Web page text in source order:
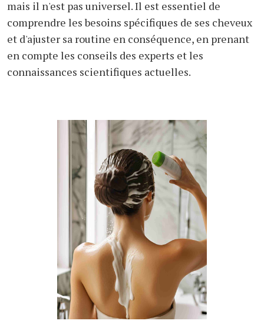
mais il n'est pas universel. Il est essentiel de
comprendre les besoins spécifiques de ses cheveux
et d'ajuster sa routine en conséquence, en prenant
en compte les conseils des experts et les
connaissances scientifiques actuelles.